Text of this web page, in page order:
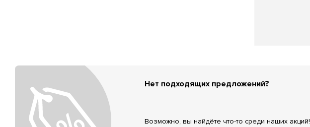
Нет подходящих предложений?
Возможно, вы найдёте что-то среди наших акций!